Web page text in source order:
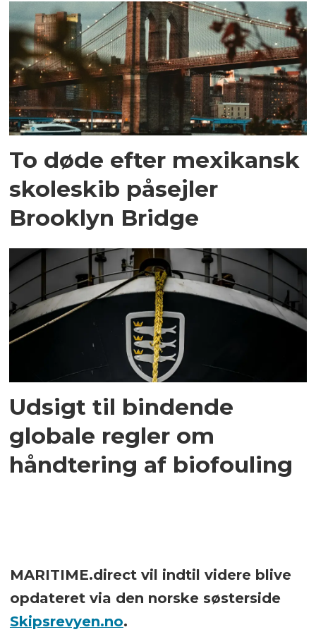
To døde efter mexikansk
skoleskib påsejler
Brooklyn Bridge
Udsigt til bindende
globale regler om
håndtering af biofouling
MARITIME.direct vil indtil videre blive
opdateret via den norske søsterside
Skipsrevyen.no.